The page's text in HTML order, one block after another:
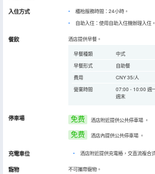
入住方式
櫃枱服務時間：24小時。
自助入住：使用自助入住機辦理入住。
餐飲 酒店提供早餐。
早餐種類
中式
早餐形式
自助餐
費用
CNY 35/人
營業時間
07:00 - 10:00 週
週末
停車場 免费 酒店附近提供公共停車場 。
免费 酒店內提供公共停車場 。
充電車位 • 酒店附近提供充電樁，交直流複合
寵物 不可攜帶寵物。